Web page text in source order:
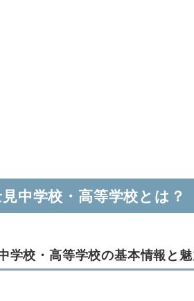
中学校・高等学校とは？
学校・高等学校の基本情報と魅